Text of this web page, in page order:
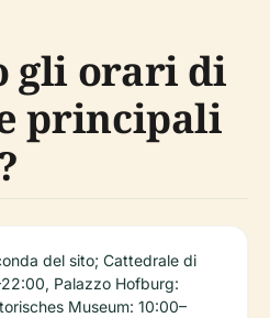
gli orari di
principali
del sito; Cattedrale di
Palazzo Hofburg:
Museum: 10:00–